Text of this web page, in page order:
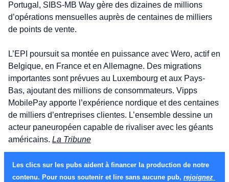
Portugal, SIBS-MB Way gère des dizaines de millions
d’opérations mensuelles auprès de centaines de milliers
de points de vente.
L’EPI poursuit sa montée en puissance avec Wero, actif en
Belgique, en France et en Allemagne. Des migrations
importantes sont prévues au Luxembourg et aux Pays-
Bas, ajoutant des millions de consommateurs. Vipps
MobilePay apporte l’expérience nordique et des centaines
de milliers d’entreprises clientes. L’ensemble dessine un
acteur paneuropéen capable de rivaliser avec les géants
américains. La Tribune
Les clics sur les pubs aident à financer la production de notre
contenu. Pour nous soutenir et lire sans aucune pub, rejoignez